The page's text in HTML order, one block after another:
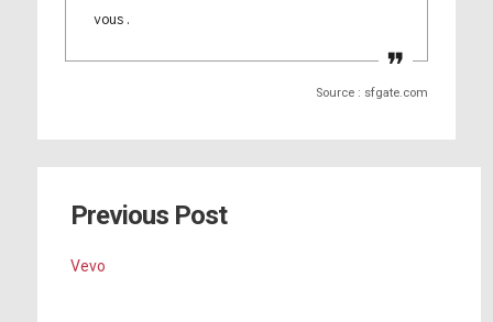
vous.
Source : sfgate.com
Previous Post
Vevo